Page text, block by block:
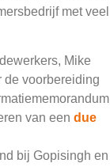
met veel
Mike
de voorbereiding
van een due
bij Gopisingh en